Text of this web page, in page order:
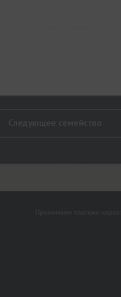
Следующее семейство
Принимаем платежи через: